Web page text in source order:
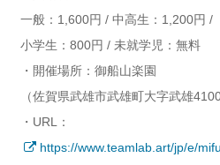
一般：1,600円 / 中高生：1,200円 /
小学生：800円 / 未就学児：無料
・開催場所：御船山楽園
（佐賀県武雄市武雄町大字武雄4100
・URL：
https://www.teamlab.art/jp/e/